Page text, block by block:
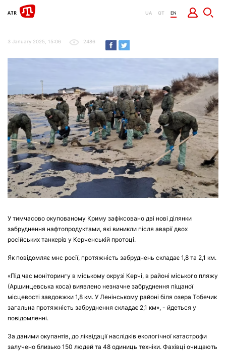
UA QT EN
3 January 2025, 15:06 2486
У тимчасово окупованому Криму зафіксовано дві нові ділянки
забруднення нафтопродуктами, які виникли після аварії двох
російських танкерів у Керченській протоці.
Як повідомляє мнс росії, протяжність забруднень складає 1,8 та 2,1 км.
«Під час моніторингу в міському окрузі Керчі, в районі міського пляжу
(Аршинцевська коса) виявлено незначне забруднення піщаної
місцевості завдовжки 1,8 км. У Ленінському районі біля озера Тобечик
загальна протяжність забруднення складає 2,1 км», - йдеться у
повідомленні.
За даними окупантів, до ліквідації наслідків екологічної катастрофи
залучено близько 150 людей та 48 одиниць техніки. Фахівці очищають